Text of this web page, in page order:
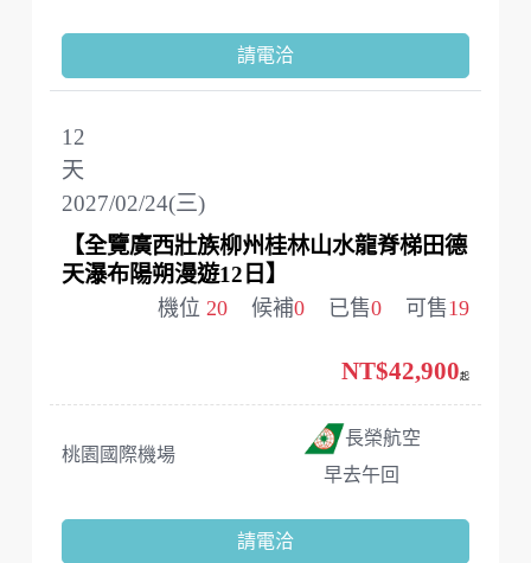
請電洽
2027/02/24(三)
12
天
【全覽廣西壯族柳州桂林山水龍脊梯田德
天瀑布陽朔漫遊12日】
機位 20 候補0 已售0 可售19
桃園國際機場
長榮航空
早去午回
NT$42,900起
請電洽